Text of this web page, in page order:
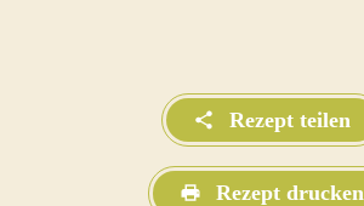
Rezept teilen
Rezept drucken